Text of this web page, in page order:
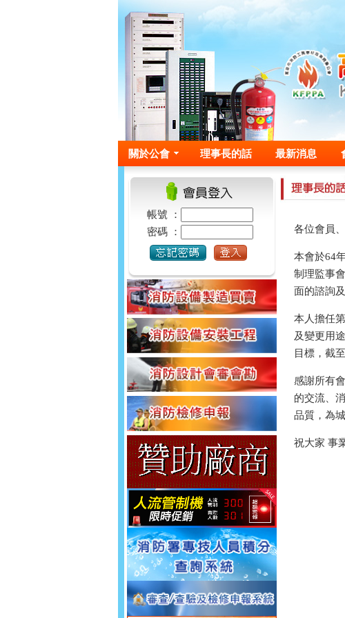
關於公會 理事長的話 最新消息
帳號 ：
密碼 ：
各位會員
本會於64
制理監事
面的諮詢及
本人擔任
及變更用
目標，截
感謝所有
的交流、
品質，為
祝大家 事